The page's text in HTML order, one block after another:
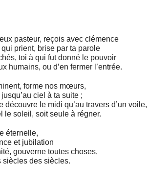
pasteur, reçois avec clémence
prient, brise par ta parole
toi à qui fut donné le pouvoir
humains, ou d’en fermer l’entrée.
forme nos mœurs,
ciel à ta suite ;
découvre le midi qu’au travers d’un voile,
le soleil, soit seule à régner.
éternelle,
et jubilation
gouverne toutes choses,
siècles des siècles.